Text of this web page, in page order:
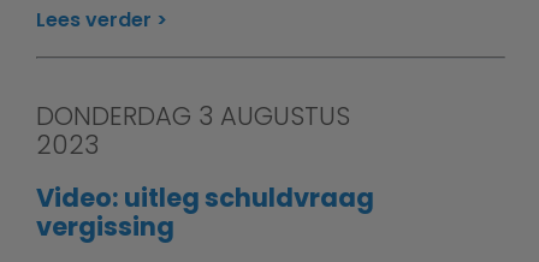
Lees verder
DONDERDAG 3 AUGUSTUS
2023
Video: uitleg schuldvraag
vergissing